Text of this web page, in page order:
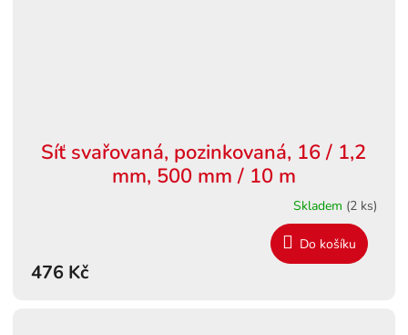
Síť svařovaná, pozinkovaná, 16 / 1,2
mm, 500 mm / 10 m
Skladem (2 ks)
476 Kč
Do košíku